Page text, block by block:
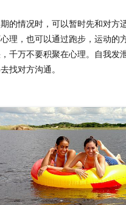
情况时，可以暂时先和对方
理，也可以通过跑步，运动的
千万不要积聚在心理。自我发
找对方沟通。